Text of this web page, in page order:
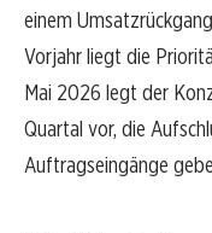
einem
Vorjahr liegt die
Mai 2026 legt der
Quartal vor, die
Auftragseingänge